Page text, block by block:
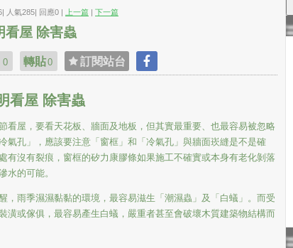
人氣285| 回應0 | 上一篇 | 下一篇
看屋 除害蟲
0 轉貼0 訂閱站台
看屋 除害蟲
看屋，要看天花板、牆面及地板，但其實最重要、也最容易被忽略
氣孔」，應該要注意「窗框」和「冷氣孔」與牆面崁縫是不是確
有沒有裂痕，窗框的矽力康膠條如果施工不確實或本身有老化剝落
水的可能。
， 雨季濕濕黏黏的環境，最容易滋生「潮濕蟲」及「白蟻」。而受
潢或傢俱，最容易產生白蟻，嚴重者甚至會破壞木質建築物結構而